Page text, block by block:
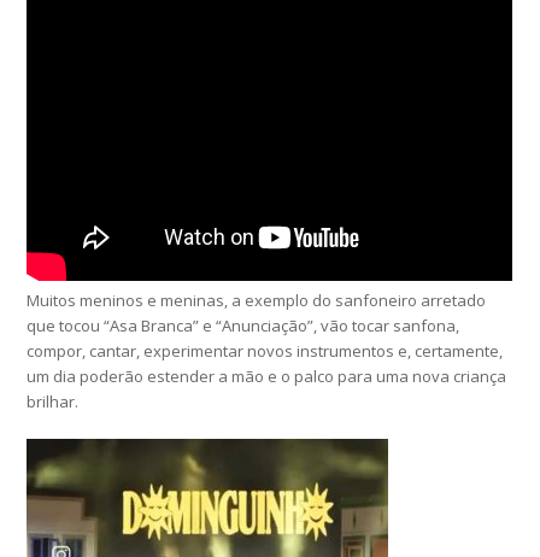
Muitos meninos e meninas, a exemplo do sanfoneiro arretado
que tocou “Asa Branca” e “Anunciação”, vão tocar sanfona,
compor, cantar, experimentar novos instrumentos e, certamente,
um dia poderão estender a mão e o palco para uma nova criança
brilhar.